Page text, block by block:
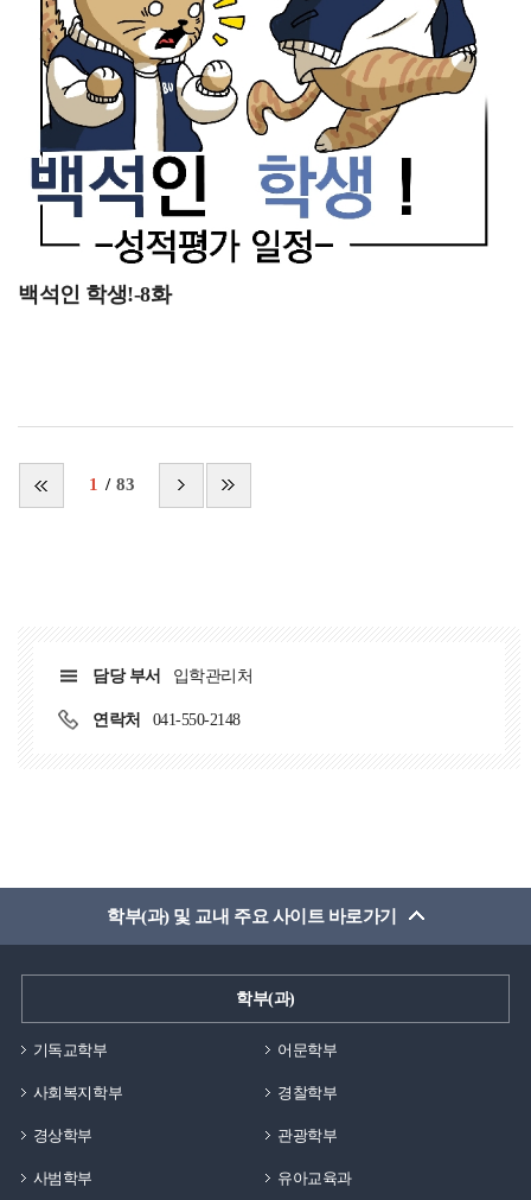
학부모와 학생 모두가 겪을 수 있는 주거 관련 경제적
압박감을 크게 완화해주며 저렴한 주거 비용이 가장 큰
장점이라고 느꼈습니다. 2. 외부 위험으로부터 안전한
철저한 보안 시스템기숙사는 불특정 다수가 드나드는 일반
원룸 단지나 주택가와 달리, 외부인의 출입을 엄격하게
통제하는 시스템을 갖추고 있어 생활 안전성이 매우
크다고 느꼈습니다. 게이트에선 배정받은 전용 카드키를
거쳐야만 내부로 입장할 수 있으며, 게이트엔
경비해주시는 분이 상주해주시기 때문에 안전하게 생활할
수 있었던 것 같습니다. 그리고 통금시간을 정해두어
학교와의 뛰어난 근접성을 통한 시간 절약백석생활관은
캠퍼스 내부나 학교 부지와 바로 인접한 곳에 위치하고
있어, 강의실을 비롯한 교내 주요 시설로 이동하는 데
때문에 아침 시간에 더 많은 수면을 취할 수 있어 전반적인
됩니다.또한 애매한 공강 시간에도 외부 카페나 도서관을
활용할 수 있게 됩니다. 4. 기숙사 내 다양한 편의 및 학업
활동을 해결할 수 있도록 다채로운 복지 및 편의시설이
완성도 있게 갖춰져 있습니다.대표적으로 건강 관리를
위해 고가의 회원권을 끊지 않고도 언제든 이용할 수 있는
내부 헬스장이 마련되어 있어 날씨에 상관없이 꾸준한
평소 학업에 몰두할 수 있는 쾌적한 환경의 독서실 겸
열람실이 생활관 2층에 있어 늦은 밤까지도 안전하게
백석생활관은 재학생들이 안전하고 편리하게 생활할 수
있도록 마련된 생활 공간입니다.생활관은 단순한 숙박
시설을 넘어 학생들의 학업과 일상을 지원하는 역할을
하고 있습니다.생활관에서는 숙식 편의를 제공하여
학생들이 학업에 더욱 집중할 수 있도록 돕고 있습니다.
또한 공동생활을 통해 배려와 책임감을 배우는 기회를
제공합니다.쾌적한 주거 환경과 다양한 편의시설이
마련되어 있어 생활 만족도가 높은 편입니다.학생들은
학교와 가까운 위치에서 통학 시간을 절약할 수 있습니다.
그럼 이제 기숙사 내부는 어떻게 구성되어 있는지
알려드리겠습니다.관생실 내부백석생활관의 관생실은
쾌적한 생활이 가능합니다.침대와 책상, 의자, 수납공간
활용할 수 있습니다.이렇게 관생실 내부는 실용적인
9실로 운영되고 있습니다.해당 객실은 1인실 형태로
3층부터 11층까지 각 층 46호에 위치하고 있고, 생활관
있습니다.중앙휴게실은 휴식과 소통을 위한 공용 공간으로
쓰레기통 등이 비치되어 있어 간단한 식사나 음료를
이용하기에도 편리합니다.층별로 운영되고 있어 이동 부담
없이 이용할 수 있다는 점도 장점입니다.학업 중 잠시
높여주는 대표적인 공간 중 하나입니다.입구백석생활관은
안전한 생활 환경 조성을 위해 카드키 출입 시스템을
백석인 학생!-8화
1 83
담당 부서 입학관리처
연락처 041-550-2148
학부(과) 및 교내 주요 사이트 바로가기
학부(과)
기독교학부 어문학부
사회복지학부 경찰학부
경상학부 관광학부
사범학부 유아교육과